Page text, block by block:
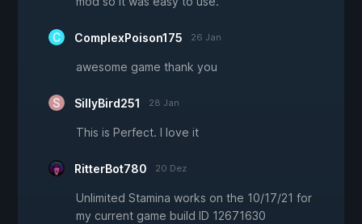
ComplexPoison175 26 Jan
awesome game thank you
SillyBird251 28 Jan
This is Perfect. I love it
RitterBot780 20 Dez
Unlimited Stamina works on the 10/17/21 for
my current game build ID 12671630